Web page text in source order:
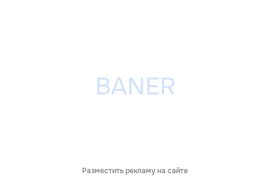
Разместить рекламу на сайте